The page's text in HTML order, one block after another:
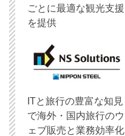
ごとに最適な観光支援
を提供
ITと旅行の豊富な知見
で海外・国内旅行のウ
ェブ販売と業務効率化